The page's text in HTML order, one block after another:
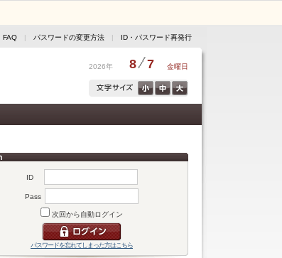
FAQ | パスワードの変更方法 | ID・パスワード再発行
2026年 8 7 金曜日
ID
Pass
次回から自動ログイン
パスワードを忘れてしまった方はこちら